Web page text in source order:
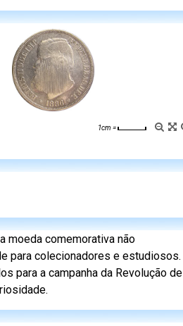
1cm =
moeda comemorativa não
para colecionadores e estudiosos.
para a campanha da Revolução de